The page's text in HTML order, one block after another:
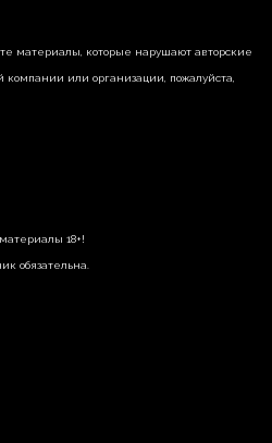
материалы, которые нарушают авторские
или организации, пожалуйста,
18+!
обязательна.